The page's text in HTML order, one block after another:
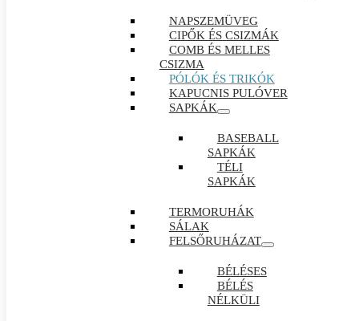
NAPSZEMÜVEG
CIPŐK ÉS CSIZMÁK
COMB ÉS MELLES
CSIZMA
PÓLÓK ÉS TRIKÓK
KAPUCNIS PULÓVER
SAPKÁK
BASEBALL
SAPKÁK
TÉLI
SAPKÁK
TERMORUHÁK
SÁLAK
FELSŐRUHÁZAT
BÉLÉSES
BÉLÉS
NÉLKÜLI